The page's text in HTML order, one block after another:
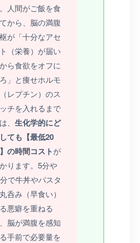
人間がご飯を食
から、脳の満腹
が「十分なアセ
（栄養）が届い
ら食欲をオフに
」と痩せホルモ
レプチン）のス
チを入れるまで
、 生化学的にど
ても【最低20
の時間コストが
ります。5分や
で牛丼やパスタ
呑み（早食い）
悪癖を重ねる
脳が満腹を感知
手前で必要量を